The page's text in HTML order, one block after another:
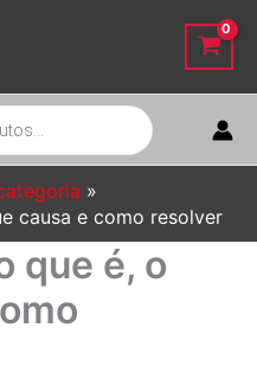
causa e como resolver
que é, o